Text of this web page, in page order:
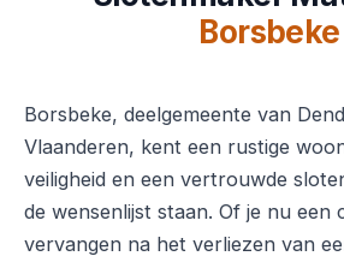
Borsbeke
Borsbeke, deelgemeente van
Vlaanderen, kent een rustige
veiligheid en een vertrouwde
de wensenlijst staan. Of je nu een
vervangen na het verliezen van